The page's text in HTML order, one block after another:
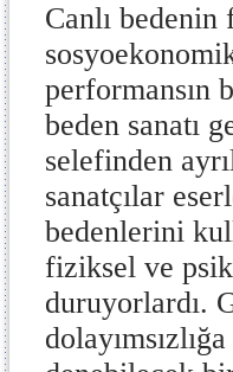
Canlı bedenin
performansın
beden sanatı
selefinden
sanatçılar
bedenlerini
fiziksel ve
duruyorlardı.